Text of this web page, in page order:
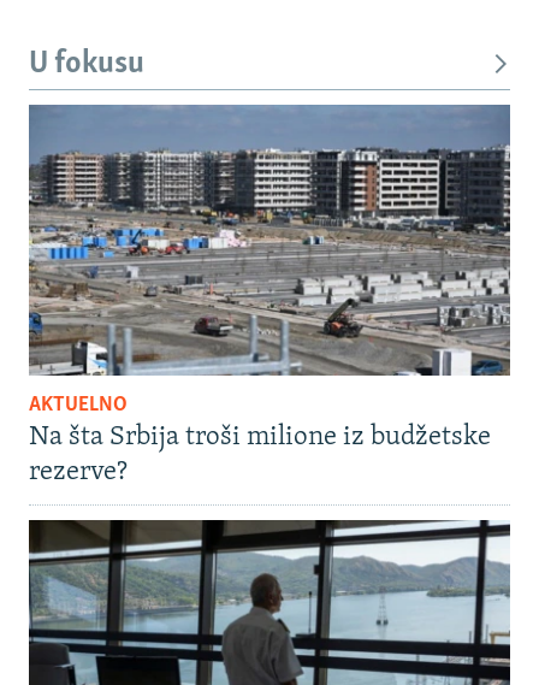
U fokusu
AKTUELNO
Na šta Srbija troši milione iz budžetske
rezerve?